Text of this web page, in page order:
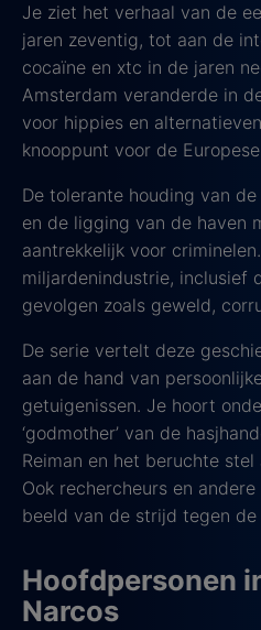
Je ziet het verhaal van de
jaren zeventig, tot aan de
cocaïne en xtc in de jaren
Amsterdam veranderde in
voor hippies en
knooppunt voor de
De tolerante houding van
en de ligging van de haven
aantrekkelijk voor
miljardenindustrie, inclusief
gevolgen zoals geweld,
De serie vertelt deze
aan de hand van
getuigenissen. Je hoort
‘godmother’ van de
Reiman en het beruchte stel
Ook rechercheurs en
beeld van de strijd tegen
Hoofdpersonen
Narcos